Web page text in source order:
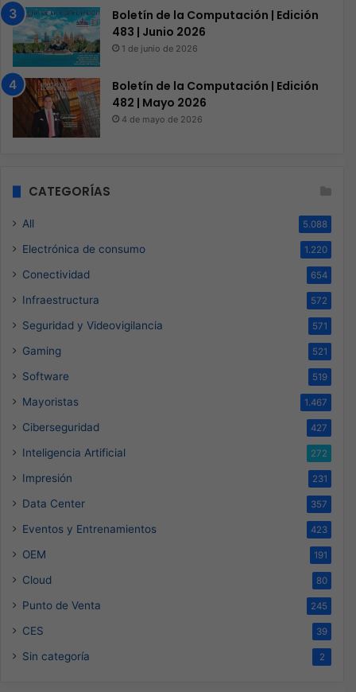
Boletín de la Computación | Edición
483 | Junio 2026
1 de junio de 2026
Boletín de la Computación | Edición
482 | Mayo 2026
4 de mayo de 2026
CATEGORÍAS
All 5.088
Electrónica de consumo 1.220
Conectividad 654
Infraestructura 572
Seguridad y Videovigilancia 571
Gaming 521
Software 519
Mayoristas 1.467
Ciberseguridad 427
Inteligencia Artificial 272
Impresión 231
Data Center 357
Eventos y Entrenamientos 423
OEM 191
Cloud 80
Punto de Venta 245
CES 39
Sin categoría 2